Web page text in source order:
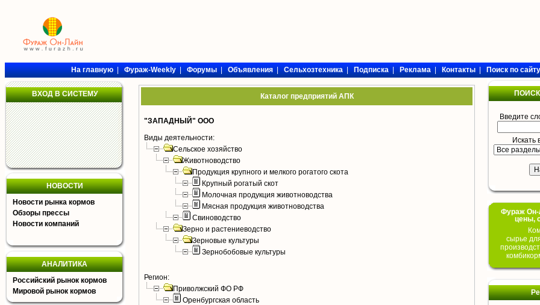
На главную|Фураж-Weekly|Форумы|Объявления|Сельхозтехника|Подписка|Реклама|Контакты|Поиск по сайту
ВХОД В СИСТЕМУ
НОВОСТИ
Новости рынка кормов
Обзоры прессы
Новости компаний
АНАЛИТИКА
Российский рынок кормов
Мировой рынок кормов
Каталог предприятий АПК
"ЗАПАДНЫЙ" ООО
Виды деятельности:
Сельское хозяйство
Животноводство
Продукция крупного и мелкого рогатого скота
Крупный рогатый скот
Молочная продукция животноводства
Мясная продукция животноводства
Свиноводство
Зерно и растениеводство
Зерновые культуры
Зернобобовые культуры
Регион:
Приволжский ФО РФ
Оренбургская область
Введите
Искать
Фураж Он-
цены,
сырье